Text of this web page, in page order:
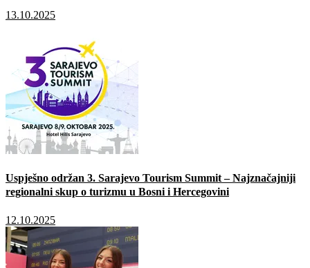
13.10.2025
Uspješno održan 3. Sarajevo Tourism Summit – Najznačajniji
regionalni skup o turizmu u Bosni i Hercegovini
12.10.2025